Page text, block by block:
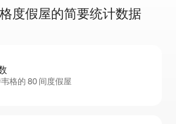
度假屋的简要统计数据
格的 80 间度假屋